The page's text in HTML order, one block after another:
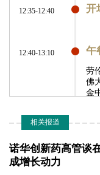
12:35-12:40 开
12:40-13:10 午
劳
佛
金
迈
相关报道
诺华创新药高管谈
成增长动力